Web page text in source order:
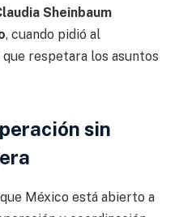
Sheinbaum
, cuando pidió al
que respetara los asuntos
sin
México está abierto a